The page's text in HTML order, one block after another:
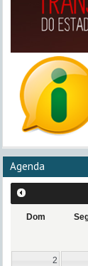
Agenda
Dom
2